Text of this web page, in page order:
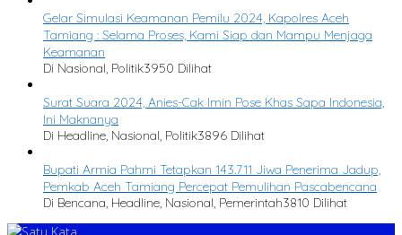
Gelar Simulasi Keamanan Pemilu 2024, Kapolres Aceh
Tamiang : Selama Proses, Kami Siap dan Mampu Menjaga
Keamanan
Di Nasional, Politik3950 Dilihat
Surat Suara 2024, Anies-Cak Imin Pose Khas Sapa Indonesia,
Ini Maknanya
Di Headline, Nasional, Politik3896 Dilihat
Bupati Armia Pahmi Tetapkan 143.711 Jiwa Penerima Jadup,
Pemkab Aceh Tamiang Percepat Pemulihan Pascabencana
Di Bencana, Headline, Nasional, Pemerintah3810 Dilihat